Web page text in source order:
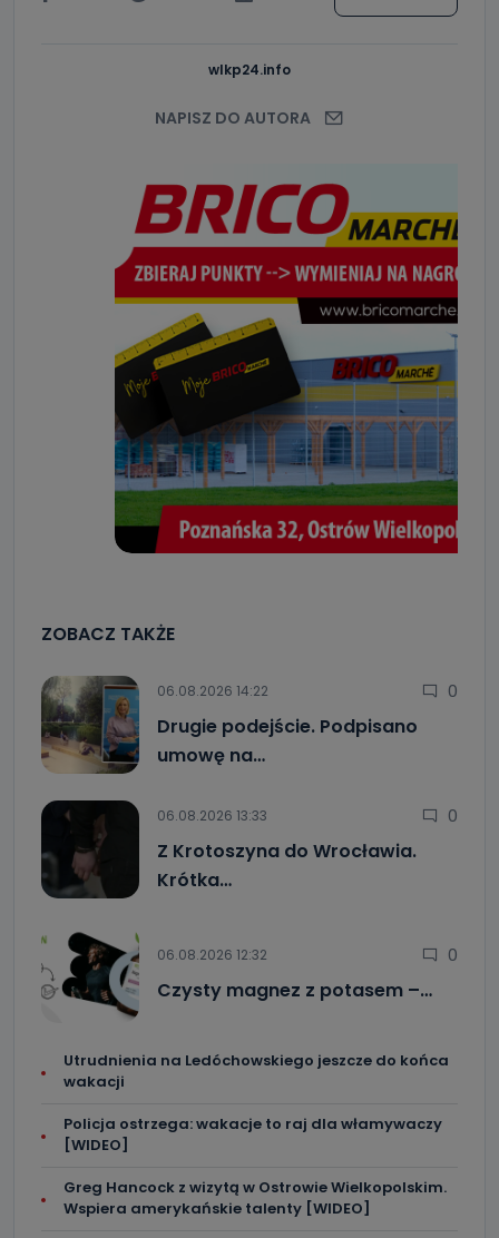
Do czasu wycofania zgody lub, jeśli dane będą
Jakie dane osobowe przetwarzamy?
Przetwarzane kategorie Państwa danych osobowych to
szczególności: imię i nazwisko, adres e-mail, telefon
kontaktowy, adres korespondencyjny. Odbiorcą Pastwa
danych osobowych są pracownicy i współpracownicy
oraz partnerzy wspomagający administratora w jego
biznesowej działalności.
Jak skontaktować się z inspektorem
danych osobowych?
Można to zrobić pod numerem telefonu 62 735-51-05 lub
e-mailowo pod adresem: poczta@tvproart.pl
wlkp24.info
NAPISZ DO AUTORA
ZOBACZ TAKŻE
06.08.2026 14:22 0
Drugie podejście. Podpisano
umowę na…
06.08.2026 13:33 0
Z Krotoszyna do Wrocławia.
Krótka…
06.08.2026 12:32 0
Czysty magnez z potasem –…
Utrudnienia na Ledóchowskiego jeszcze do końca
wakacji
Policja ostrzega: wakacje to raj dla włamywaczy
[WIDEO]
Greg Hancock z wizytą w Ostrowie Wielkopolskim.
Wspiera amerykańskie talenty [WIDEO]